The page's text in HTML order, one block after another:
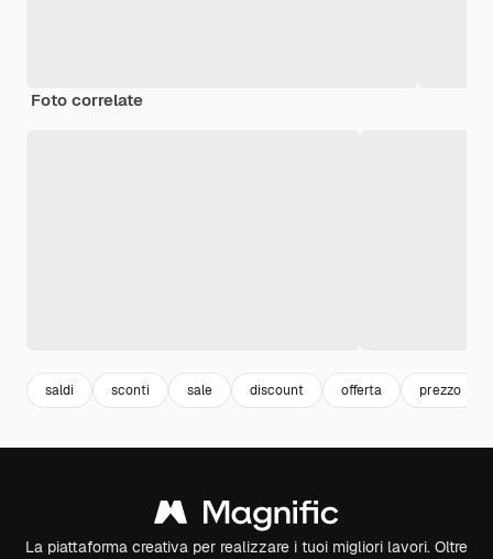
Foto correlate
saldi sconti sale discount offerta prezzo
La piattaforma creativa per realizzare i tuoi migliori lavori. Oltre